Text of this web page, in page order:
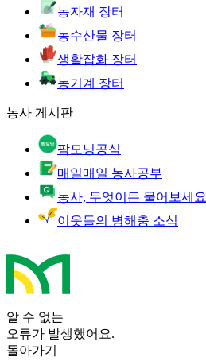
농자재 장터
농수산물 장터
생활잡화 장터
농기계 장터
농사 게시판
팜모닝공식
매일매일 농사공부
농사, 무엇이든 물어보세요
이웃들의 병해충 소식
알 수 없는
오류가 발생했어요.
돌아가기